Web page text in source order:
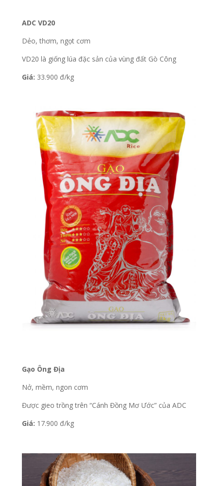
ADC VD20
Dẻo, thơm, ngọt cơm
VD20 là giống lúa đặc sản của vùng đất Gò Công
Giá: 33.900 đ/kg
Gạo Ông Địa
Nở, mềm, ngon cơm
Được gieo trồng trên “Cánh Đồng Mơ Ước” của ADC
Giá: 17.900 đ/kg